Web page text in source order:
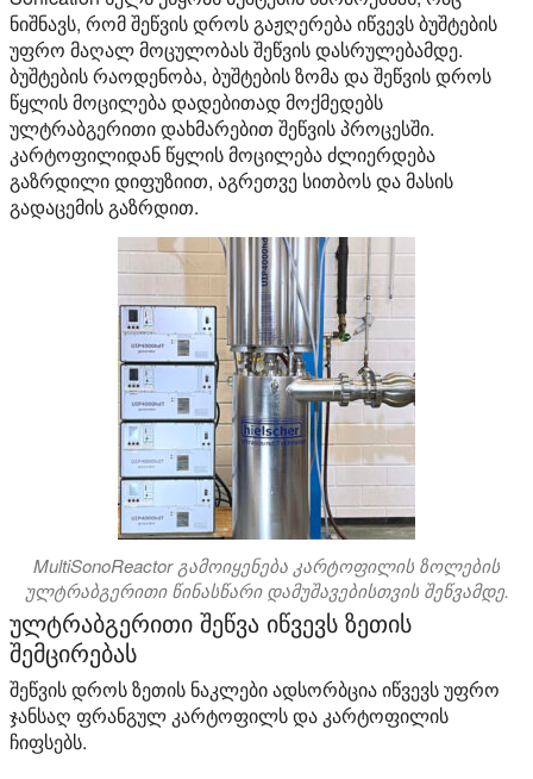
ნიშნავს, რომ შეწვის დროს გაჟღერება იწვევს ბუშტების
უფრო მაღალ მოცულობას შეწვის დასრულებამდე.
ბუშტების რაოდენობა, ბუშტების ზომა და შეწვის დროს
წყლის მოცილება დადებითად მოქმედებს
ულტრაბგერითი დახმარებით შეწვის პროცესში.
კარტოფილიდან წყლის მოცილება ძლიერდება
გაზრდილი დიფუზიით, აგრეთვე სითბოს და მასის
გადაცემის გაზრდით.
MultiSonoReactor გამოიყენება კარტოფილის ზოლების
ულტრაბგერითი წინასწარი დამუშავებისთვის შეწვამდე.
ულტრაბგერითი შეწვა იწვევს ზეთის
შემცირებას
შეწვის დროს ზეთის ნაკლები ადსორბცია იწვევს უფრო
ჯანსაღ ფრანგულ კარტოფილს და კარტოფილის
ჩიფსებს.